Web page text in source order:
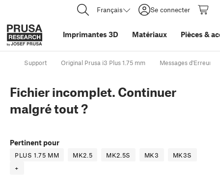
Français Se connecter
Imprimantes 3D Matériaux Pièces &
Support Original Prusa i3 Plus 1.75 mm Messages d'Erreur
Fichier incomplet. Continuer
malgré tout ?
Pertinent pour
PLUS 1.75 MM MK2.5 MK2.5S MK3
MK3S
+